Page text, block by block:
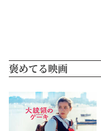
褒めてる映画